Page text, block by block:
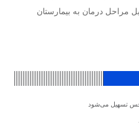
مراحل درمان به بیمارستان
تسهیل می‌شود